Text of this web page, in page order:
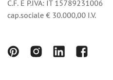
C.F. E P.IVA: IT 15789231006
cap.sociale € 30.000,00 I.V.